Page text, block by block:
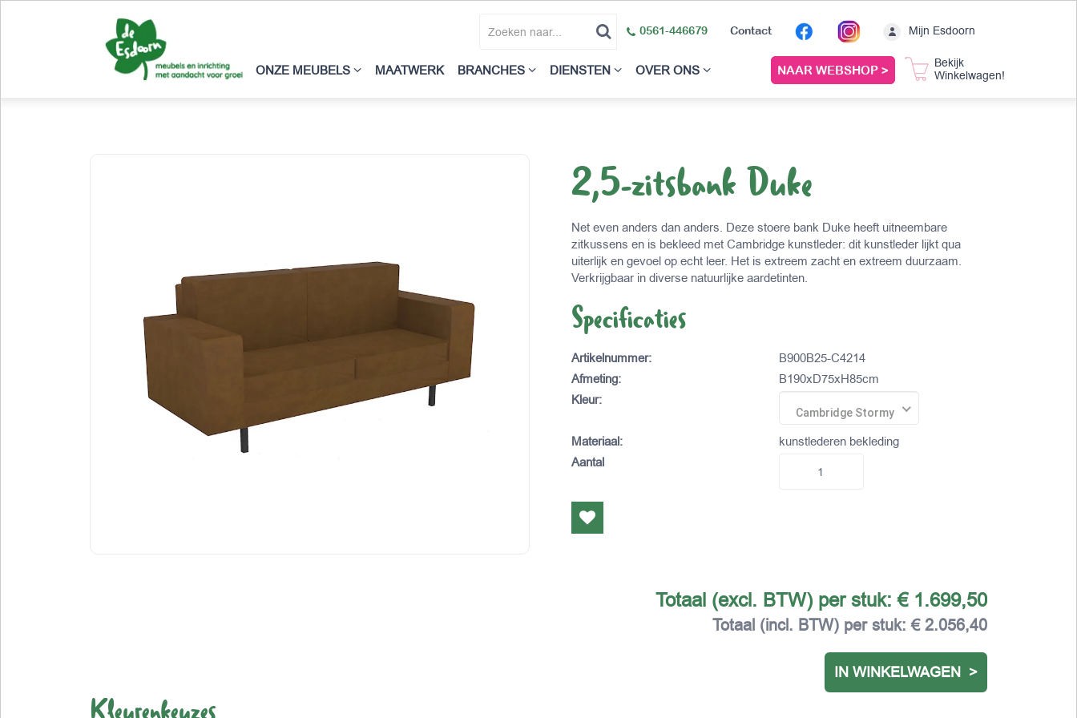
0561-446679 Contact Mijn Esdoorn
ONZE MEUBELS MAATWERK BRANCHES DIENSTEN OVER ONS NAAR WEBSHOP >
Bekijk
Winkelwagen!
2,5-zitsbank Duke
Net even anders dan anders. Deze stoere bank Duke heeft uitneembare
zitkussens en is bekleed met Cambridge kunstleder: dit kunstleder lijkt qua
uiterlijk en gevoel op echt leer. Het is extreem zacht en extreem duurzaam.
Verkrijgbaar in diverse natuurlijke aardetinten.
Specificaties
Artikelnummer:
B900B25-C4214
Afmeting:
B190xD75xH85cm
Kleur:
Cambridge Stormy
Materiaal:
kunstlederen bekleding
Aantal
Totaal (excl. BTW) per stuk:€ 1.699,50
Totaal (incl. BTW) per stuk:€ 2.056,40
IN WINKELWAGEN >
Kleurenkeuzes